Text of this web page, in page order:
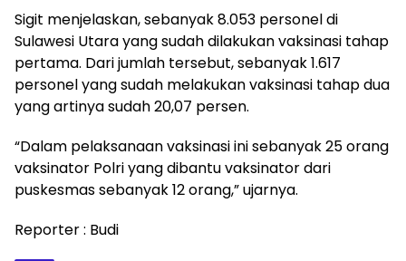
Sigit menjelaskan, sebanyak 8.053 personel di
Sulawesi Utara yang sudah dilakukan vaksinasi tahap
pertama. Dari jumlah tersebut, sebanyak 1.617
personel yang sudah melakukan vaksinasi tahap dua
yang artinya sudah 20,07 persen.
“Dalam pelaksanaan vaksinasi ini sebanyak 25 orang
vaksinator Polri yang dibantu vaksinator dari
puskesmas sebanyak 12 orang,” ujarnya.
Reporter : Budi